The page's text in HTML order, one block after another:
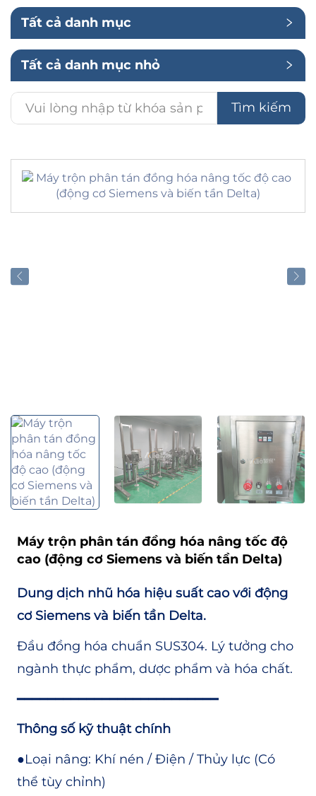
Ứng Dụng
Tất cả danh mục
Tất cả danh mục nhỏ
Tìm kiếm
Máy trộn phân tán đồng hóa nâng tốc độ
cao (động cơ Siemens và biến tần Delta)
Dung dịch nhũ hóa hiệu suất cao với động
cơ Siemens và biến tần Delta.
Đầu đồng hóa chuẩn SUS304. Lý tưởng cho
ngành thực phẩm, dược phẩm và hóa chất.
━━━━━━━━━━━━━━━━━━━━━━━━━━
Thông số kỹ thuật chính
●Loại nâng: Khí nén / Điện / Thủy lực (Có
thể tùy chỉnh)